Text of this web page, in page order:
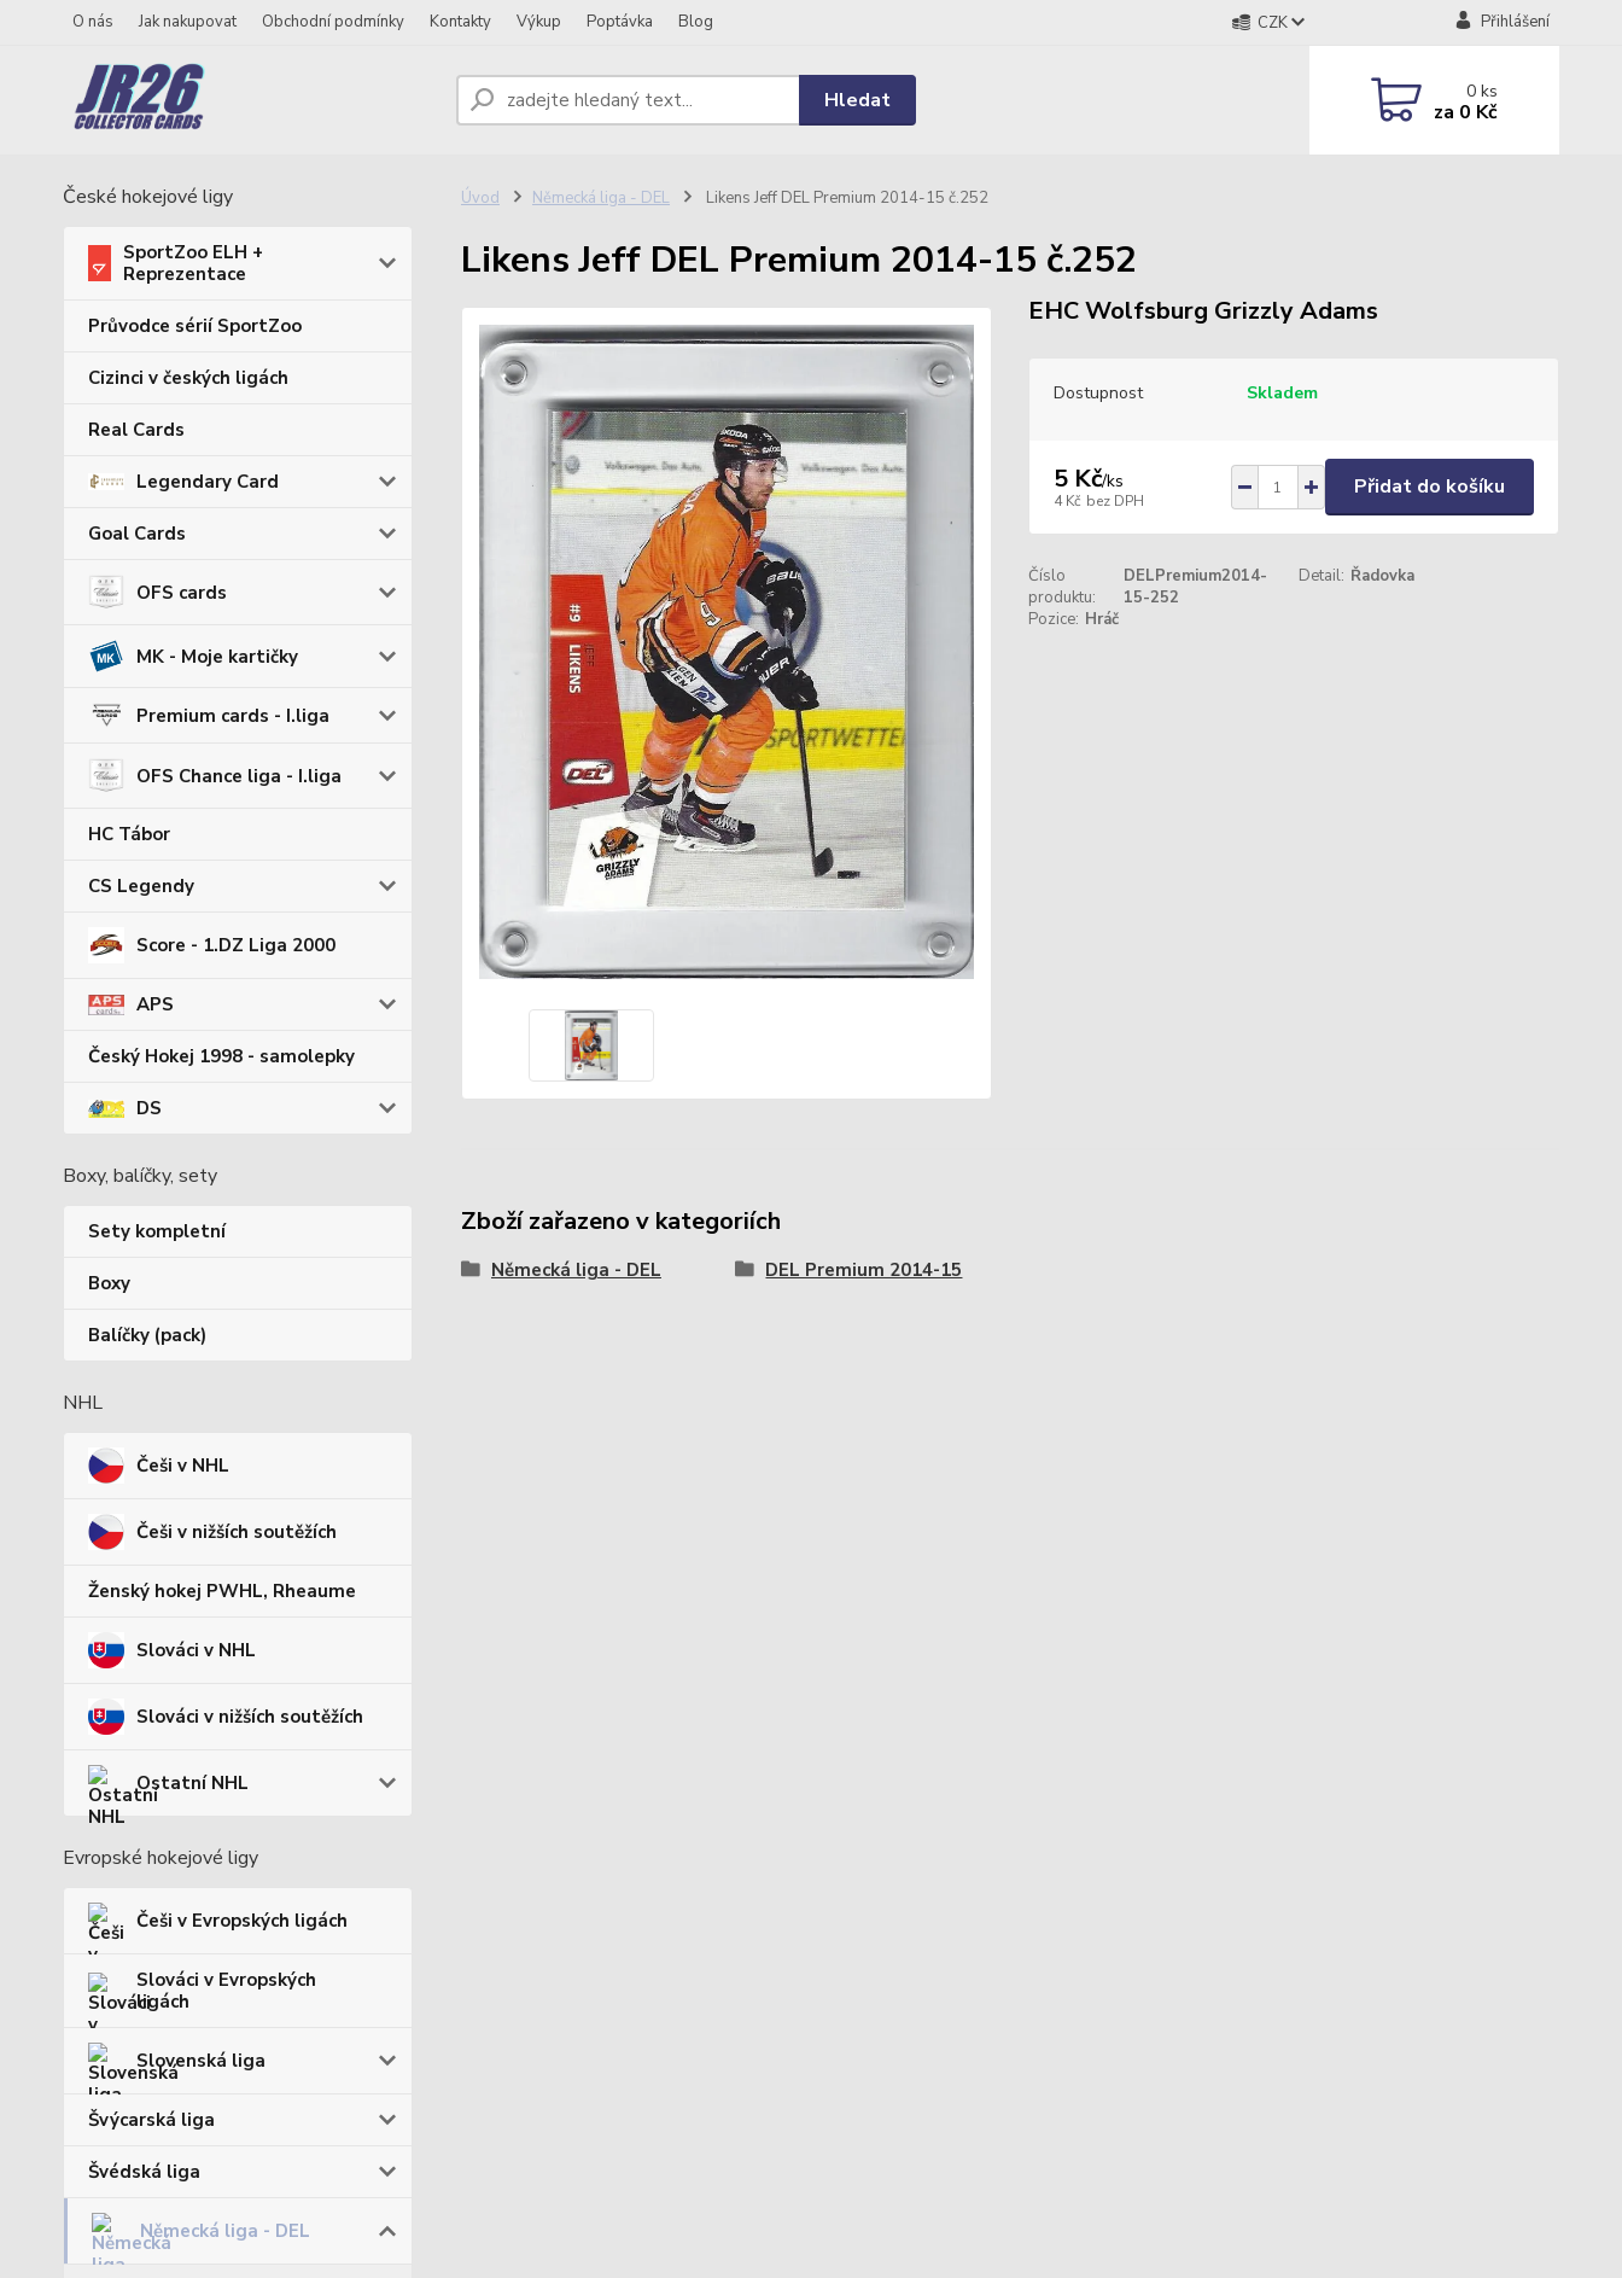
O nás Jak nakupovat Obchodní podmínky Kontakty Výkup Poptávka Blog CZK Přihlášení
Hledat 0ks
za 0 Kč
České hokejové ligy
SportZoo ELH +
Reprezentace
Průvodce sérií SportZoo
Cizinci v českých ligách
Real Cards
Legendary Card
Goal Cards
OFS cards
MK - Moje kartičky
Premium cards - I.liga
OFS Chance liga - I.liga
HC Tábor
CS Legendy
Score - 1.DZ Liga 2000
APS
Český Hokej 1998 - samolepky
DS
Boxy, balíčky, sety
Sety kompletní
Boxy
Balíčky (pack)
NHL
Češi v NHL
Češi v nižších soutěžích
Ženský hokej PWHL, Rheaume
Slováci v NHL
Slováci v nižších soutěžích
Ostatní NHL
Evropské hokejové ligy
Češi v Evropských ligách
Slováci v Evropských
ligách
Slovenská liga
Švýcarská liga
Švédská liga
Německá liga - DEL
Úvod Německá liga - DEL Likens Jeff DEL Premium 2014-15 č.252
Likens Jeff DEL Premium 2014-15 č.252
EHC Wolfsburg Grizzly Adams
Dostupnost Skladem
5 Kč/ks
4 Kč bez DPH
Přidat do košíku
Číslo
produktu:
DELPremium2014-
15-252
Detail: Řadovka
Pozice: Hráč
Zboží zařazeno v kategoriích
Německá liga - DEL DEL Premium 2014-15